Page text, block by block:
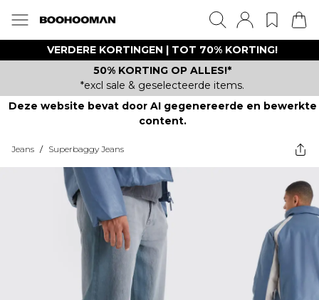
VERDERE KORTINGEN | TOT 70% KORTING!
50% KORTING OP ALLES!*
*excl sale & geselecteerde items.
Deze website bevat door AI gegenereerde en bewerkte
content.
Jeans / Superbaggy Jeans